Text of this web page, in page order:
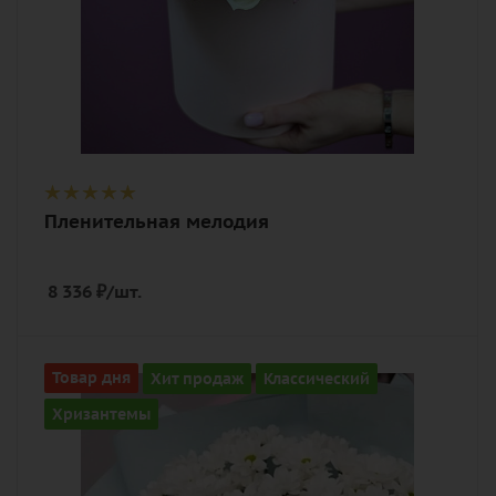
Пленительная мелодия
8 336 ₽/шт.
Товар дня Хит продаж
Классический
Хризантемы
Количество
35